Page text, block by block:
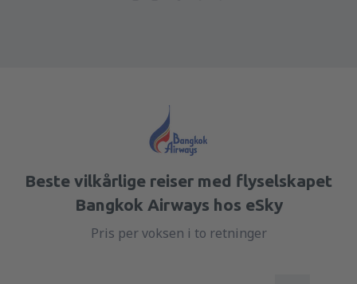
Beste vilkårlige reiser med flyselskapet
Bangkok Airways hos eSky
Pris per voksen i to retninger